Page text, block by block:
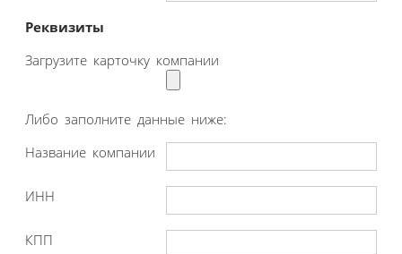
Реквизиты
Загрузите карточку компании
Либо заполните данные ниже:
Название компании
ИНН
КПП